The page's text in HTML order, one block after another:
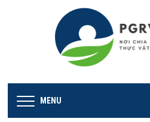
MENU